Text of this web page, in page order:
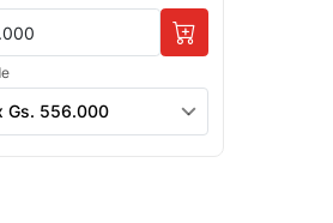
Gs. 556.000